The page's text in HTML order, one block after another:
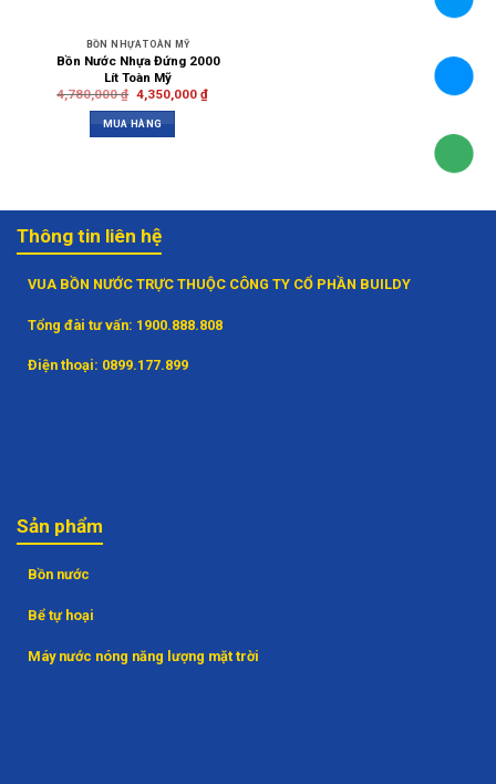
BỒN NHỰA TOÀN MỸ
Bồn Nước Nhựa Đứng 2000
Lít Toàn Mỹ
4,780,000₫ 4,350,000 ₫
MUA HÀNG
Thông tin liên hệ
VUA BỒN NƯỚC TRỰC THUỘC CÔNG TY CỔ PHẦN BUILDY
Tổng đài tư vấn: 1900.888.808
Điện thoại: 0899.177.899
Sản phẩm
Bồn nước
Bể tự hoại
Máy nước nóng năng lượng mặt trời